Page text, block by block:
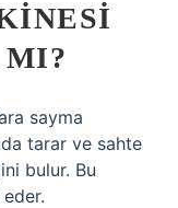
sayma
tarar ve sahte
bulur. Bu